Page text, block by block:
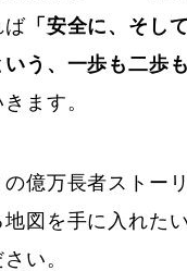
ば「安全に、そし
う、一歩も二歩
ます。
億万長者ストー
図を手に入れた
い。